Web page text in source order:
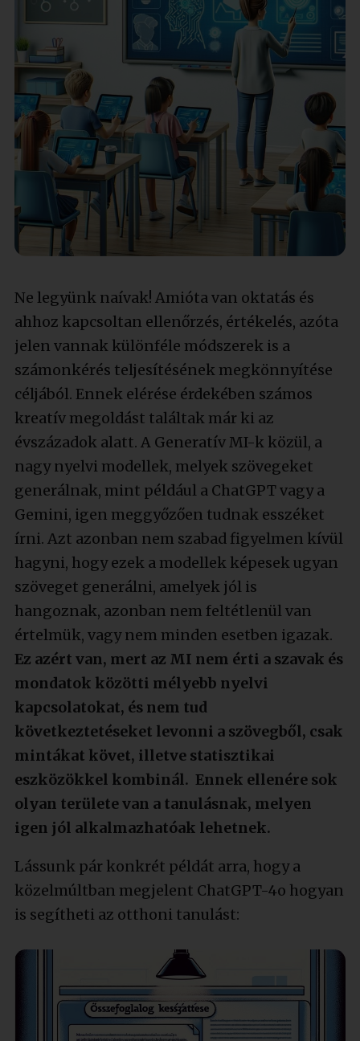
Ne legyünk naívak! Amióta van oktatás és
ahhoz kapcsoltan ellenőrzés, értékelés, azóta
jelen vannak különféle módszerek is a
számonkérés teljesítésének megkönnyítése
céljából. Ennek elérése érdekében számos
kreatív megoldást találtak már ki az
évszázadok alatt. A Generatív MI-k közül, a
nagy nyelvi modellek, melyek szövegeket
generálnak, mint például a ChatGPT vagy a
Gemini, igen meggyőzően tudnak esszéket
írni. Azt azonban nem szabad figyelmen kívül
hagyni, hogy ezek a modellek képesek ugyan
szöveget generálni, amelyek jól is
hangoznak, azonban nem feltétlenül van
értelmük, vagy nem minden esetben igazak.
Ez azért van, mert az MI nem érti a szavak és
mondatok közötti mélyebb nyelvi
kapcsolatokat, és nem tud
következtetéseket levonni a szövegből, csak
mintákat követ, illetve statisztikai
eszközökkel kombinál. Ennek ellenére sok
olyan területe van a tanulásnak, melyen
igen jól alkalmazhatóak lehetnek.
Lássunk pár konkrét példát arra, hogy a
közelmúltban megjelent ChatGPT-4o hogyan
is segítheti az otthoni tanulást: